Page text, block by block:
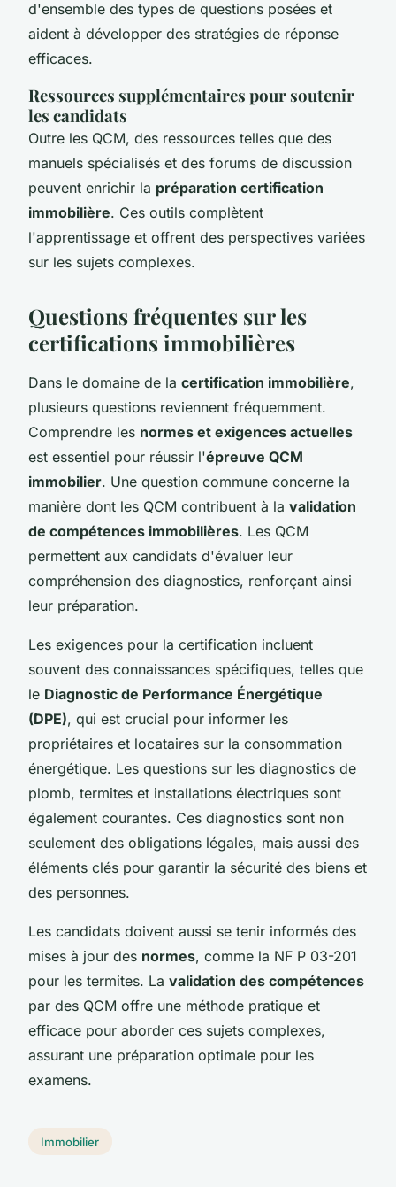
d'ensemble des types de questions posées et
aident à développer des stratégies de réponse
efficaces.
Ressources supplémentaires pour soutenir
les candidats
Outre les QCM, des ressources telles que des
manuels spécialisés et des forums de discussion
peuvent enrichir la préparation certification
immobilière. Ces outils complètent
l'apprentissage et offrent des perspectives variées
sur les sujets complexes.
Questions fréquentes sur les
certifications immobilières
Dans le domaine de la certification immobilière,
plusieurs questions reviennent fréquemment.
Comprendre les normes et exigences actuelles
est essentiel pour réussir l'épreuve QCM
immobilier. Une question commune concerne la
manière dont les QCM contribuent à la validation
de compétences immobilières. Les QCM
permettent aux candidats d'évaluer leur
compréhension des diagnostics, renforçant ainsi
leur préparation.
Les exigences pour la certification incluent
souvent des connaissances spécifiques, telles que
le Diagnostic de Performance Énergétique
(DPE), qui est crucial pour informer les
propriétaires et locataires sur la consommation
énergétique. Les questions sur les diagnostics de
plomb, termites et installations électriques sont
également courantes. Ces diagnostics sont non
seulement des obligations légales, mais aussi des
éléments clés pour garantir la sécurité des biens et
des personnes.
Les candidats doivent aussi se tenir informés des
mises à jour des normes, comme la NF P 03-201
pour les termites. La validation des compétences
par des QCM offre une méthode pratique et
efficace pour aborder ces sujets complexes,
assurant une préparation optimale pour les
examens.
Immobilier